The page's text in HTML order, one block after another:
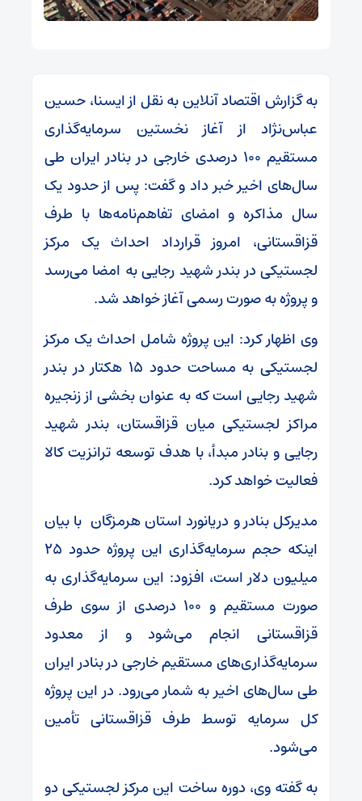
به گزارش اقتصاد آنلاین به نقل از ایسنا، حسین
عباس‌نژاد از آغاز نخستین سرمایه‌گذاری
مستقیم ۱۰۰ درصدی خارجی در بنادر ایران طی
سال‌های اخیر خبر داد و گفت: پس از حدود یک
سال مذاکره و امضای تفاهم‌نامه‌ها با طرف
قزاقستانی، امروز قرارداد احداث یک مرکز
لجستیکی در بندر شهید رجایی به امضا می‌رسد
و پروژه به صورت رسمی آغاز خواهد شد.
وی اظهار کرد: این پروژه شامل احداث یک مرکز
لجستیکی به مساحت حدود ۱۵ هکتار در بندر
شهید رجایی است که به عنوان بخشی از زنجیره
مراکز لجستیکی میان قزاقستان، بندر شهید
رجایی و بنادر مبدأ، با هدف توسعه ترانزیت کالا
فعالیت خواهد کرد.
مدیرکل بنادر و دریانورد استان هرمزگان با بیان
اینکه حجم سرمایه‌گذاری این پروژه حدود ۲۵
میلیون دلار است، افزود: این سرمایه‌گذاری به
صورت مستقیم و ۱۰۰ درصدی از سوی طرف
قزاقستانی انجام می‌شود و از معدود
سرمایه‌گذاری‌های مستقیم خارجی در بنادر ایران
طی سال‌های اخیر به شمار می‌رود. در این پروژه
کل سرمایه توسط طرف قزاقستانی تأمین
می‌شود.
به گفته وی، دوره ساخت این مرکز لجستیکی دو